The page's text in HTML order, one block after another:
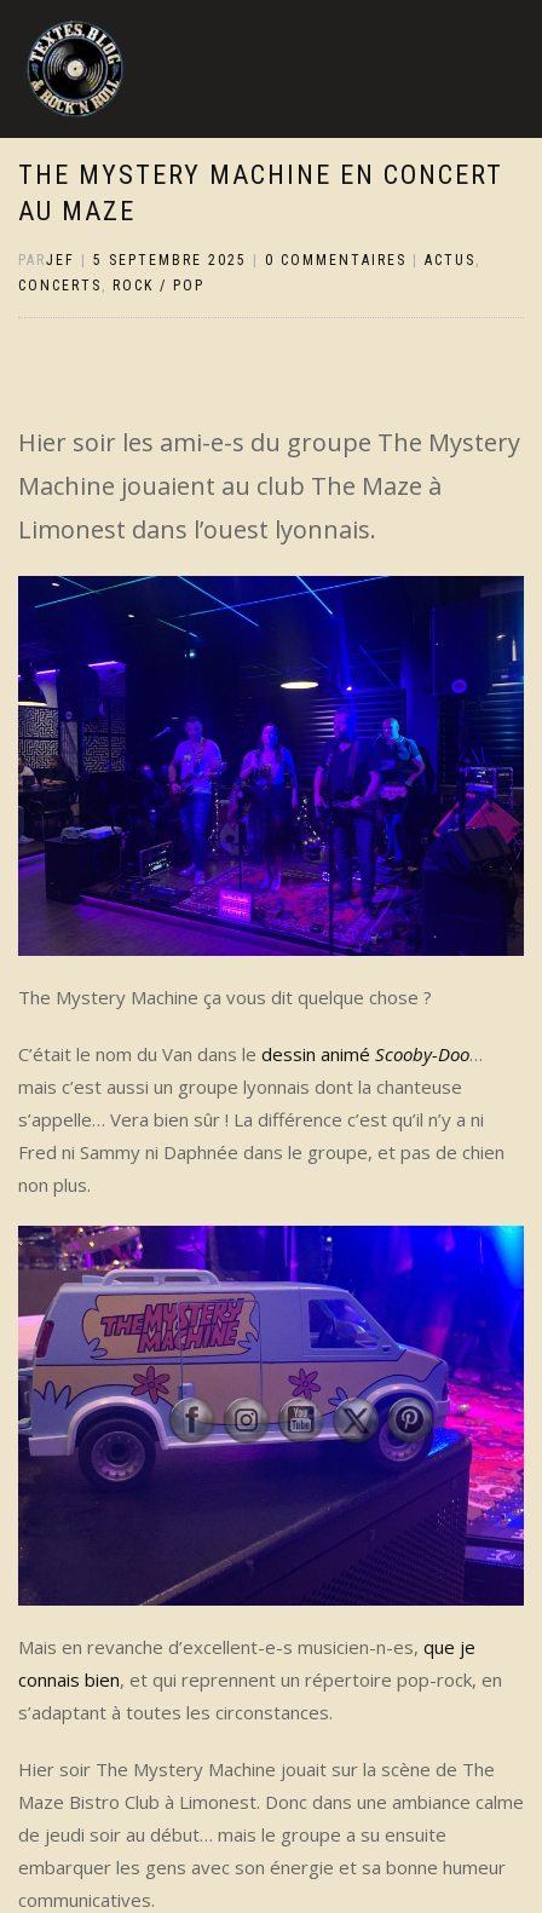
THE MYSTERY MACHINE EN CONCERT
AU MAZE
PARJEF 5 SEPTEMBRE 2025 0 COMMENTAIRES ACTUS ,
CONCERTS , ROCK / POP
Hier soir les ami-e-s du groupe The Mystery
Machine jouaient au club The Maze à
Limonest dans l’ouest lyonnais.
The Mystery Machine ça vous dit quelque chose ?
C’était le nom du Van dans le dessin animé Scooby-Doo…
mais c’est aussi un groupe lyonnais dont la chanteuse
s’appelle… Vera bien sûr ! La différence c’est qu’il n’y a ni
Fred ni Sammy ni Daphnée dans le groupe, et pas de chien
non plus.
Mais en revanche d’excellent-e-s musicien-n-es, que je
connais bien, et qui reprennent un répertoire pop-rock, en
s’adaptant à toutes les circonstances.
Hier soir The Mystery Machine jouait sur la scène de The
Maze Bistro Club à Limonest. Donc dans une ambiance calme
de jeudi soir au début… mais le groupe a su ensuite
embarquer les gens avec son énergie et sa bonne humeur
communicatives.